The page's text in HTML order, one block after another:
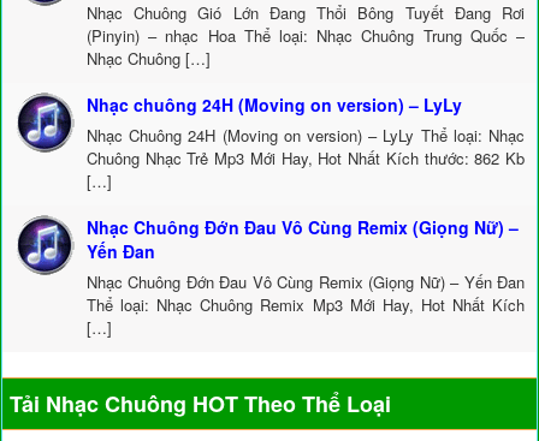
Nhạc Chuông Gió Lớn Đang Thổi Bông Tuyết Đang Rơi
(Pinyin) – nhạc Hoa Thể loại: Nhạc Chuông Trung Quốc –
Nhạc Chuông […]
Nhạc chuông 24H (Moving on version) – LyLy
Nhạc Chuông 24H (Moving on version) – LyLy Thể loại: Nhạc
Chuông Nhạc Trẻ Mp3 Mới Hay, Hot Nhất Kích thước: 862 Kb
[…]
Nhạc Chuông Đớn Đau Vô Cùng Remix (Giọng Nữ) –
Yến Đan
Nhạc Chuông Đớn Đau Vô Cùng Remix (Giọng Nữ) – Yến Đan
Thể loại: Nhạc Chuông Remix Mp3 Mới Hay, Hot Nhất Kích
[…]
Tải Nhạc Chuông HOT Theo Thể Loại